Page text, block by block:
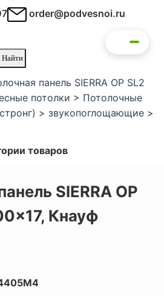
order@podvesnoi.ru
панель SIERRA OP SL2
потолки > Потолочные
> звукопоглощающие >
товаров
SIERRA OP
Кнауф